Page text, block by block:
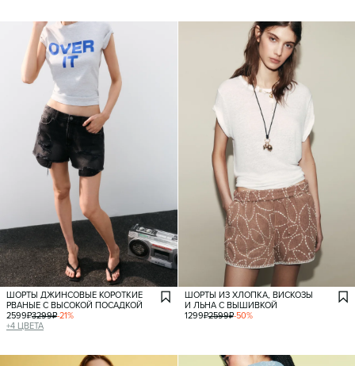
ШОРТЫ ДЖИНСОВЫЕ КОРОТКИЕ
РВАНЫЕ С ВЫСОКОЙ ПОСАДКОЙ
2599₽3299₽-21%
+4 ЦВЕТА
ШОРТЫ ИЗ ХЛОПКА, ВИСКОЗЫ
И ЛЬНА С ВЫШИВКОЙ
1299₽2599₽-50%